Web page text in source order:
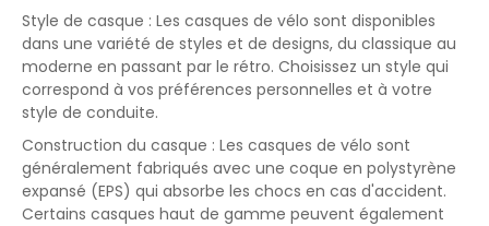
Style de casque : Les casques de vélo sont disponibles
dans une variété de styles et de designs, du classique au
moderne en passant par le rétro. Choisissez un style qui
correspond à vos préférences personnelles et à votre
style de conduite.
Construction du casque : Les casques de vélo sont
généralement fabriqués avec une coque en polystyrène
expansé (EPS) qui absorbe les chocs en cas d'accident.
Certains casques haut de gamme peuvent également